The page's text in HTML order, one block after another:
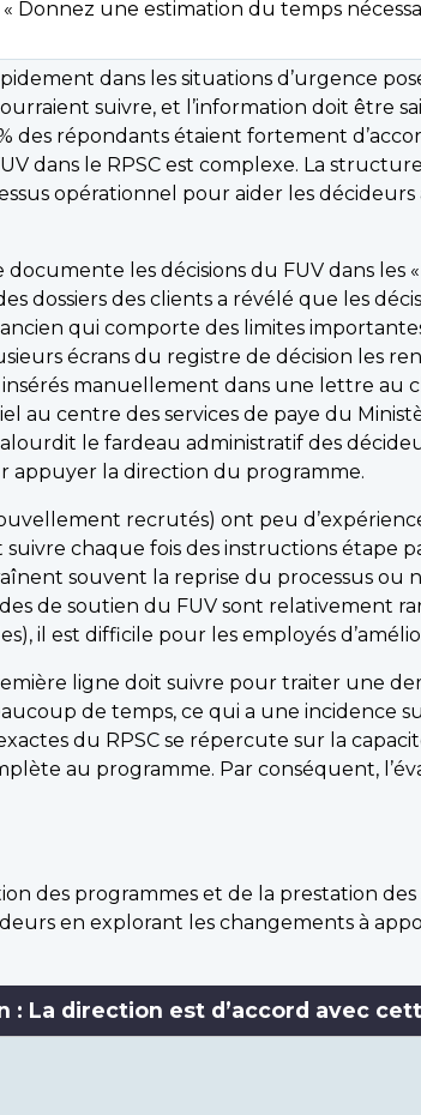
dans les situations d’urgence
suivre, et l’information doit être
des répondants étaient fortement
dans le RPSC est complexe. La
opérationnel pour aider les
les décisions du FUV dans les «
dossiers des clients a révélé que les
qui comporte des limites
écrans du registre de décision les
manuellement dans une lettre au
au centre des services de paye du
le fardeau administratif des
appuyer la direction du programme.
recrutés) ont peu
suivre chaque fois des instructions étape
souvent la reprise du processus
de soutien du FUV sont relativement
il est difficile pour les employés
ligne doit suivre pour traiter une
de temps, ce qui a une incidence
du RPSC se répercute sur la
au programme. Par conséquent,
des programmes et de la prestation
en explorant les changements à
: La direction est d’accord avec